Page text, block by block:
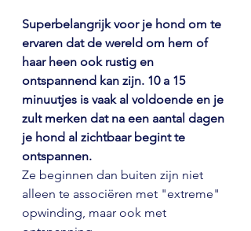
Superbelangrijk voor je hond om te
ervaren dat de wereld om hem of
haar heen ook rustig en
ontspannend kan zijn. 10 a 15
minuutjes is vaak al voldoende en je
zult merken dat na een aantal dagen
je hond al zichtbaar begint te
ontspannen.
Ze beginnen dan buiten zijn niet
alleen te associëren met "extreme"
opwinding, maar ook met